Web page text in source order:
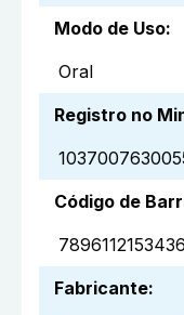
Modo de Uso:
Oral
Registro no
Código de
7896112153436
Fabricante: